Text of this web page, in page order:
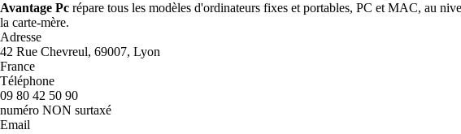
Avantage Pc répare tous les modèles d'ordinateurs fixes et portables, PC et MAC, au
la carte-mère.
Adresse
42 Rue Chevreul, 69007, Lyon
France
Téléphone
09 80 42 50 90
numéro NON surtaxé
Email